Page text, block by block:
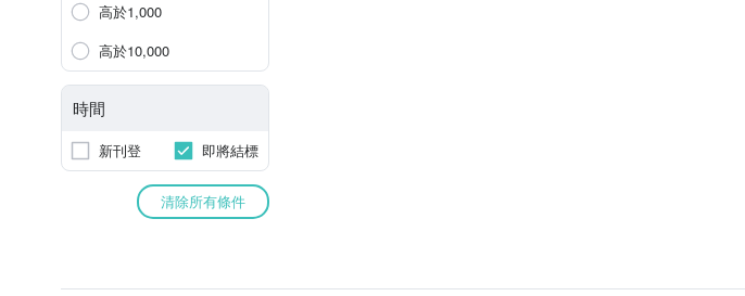
高於1,000
高於10,000
時間
新刊登 即將結標
清除所有條件